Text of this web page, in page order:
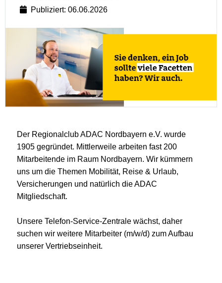
Publiziert: 06.06.2026
Der Regionalclub ADAC Nordbayern e.V. wurde
1905 gegründet. Mittlerweile arbeiten fast 200
Mitarbeitende im Raum Nordbayern. Wir kümmern
uns um die Themen Mobilität, Reise & Urlaub,
Versicherungen und natürlich die ADAC
Mitgliedschaft.
Unsere Telefon-Service-Zentrale wächst, daher
suchen wir weitere Mitarbeiter (m/w/d) zum Aufbau
unserer Vertriebseinheit.